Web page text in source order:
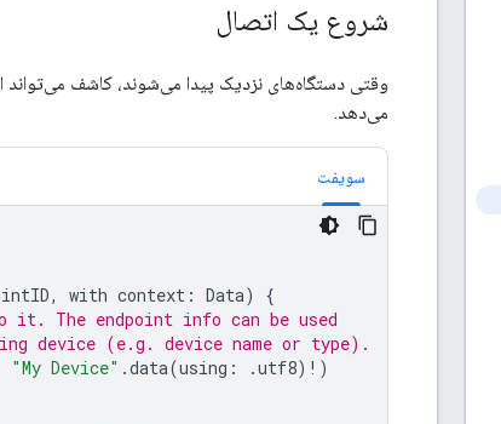
شروع یک اتصال
وقتی دستگاه‌های نزدیک پیدا می‌شوند، کاشف
می‌دهد.
سویفت
, with context : Data)
{
it. The endpoint info can be used
device (e.g. device name or type).
"My Device" .data(using : .utf8) ! )